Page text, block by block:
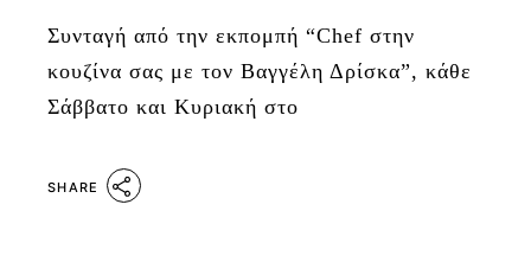
Συνταγή από την εκπομπή “Chef στην
κουζίνα σας με τον Βαγγέλη Δρίσκα”, κάθε
Σάββατο και Κυριακή στο
SHARE